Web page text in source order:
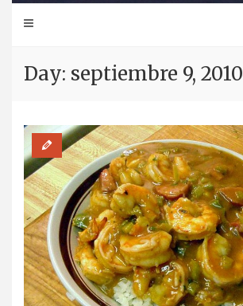
Day: septiembre 9, 2010